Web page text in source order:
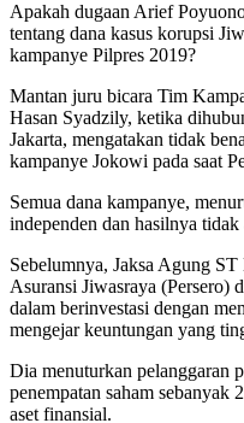
Apakah dugaan Arief
tentang dana kasus korupsi
kampanye Pilpres 2019?
Mantan juru bicara Tim
Hasan Syadzily, ketika
Jakarta, mengatakan tidak
kampanye Jokowi pada saat
Semua dana kampanye,
independen dan hasilnya
Sebelumnya, Jaksa Agung
Asuransi Jiwasraya (Persero)
dalam berinvestasi dengan
mengejar keuntungan yang
Dia menuturkan pelanggaran
penempatan saham
aset finansial.